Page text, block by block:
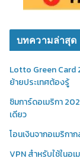
บทความล่าสุด
Lotto Green Card
ย้ายประเทศต้องรู้
ซิมการ์ดอเมริกา
เดียว
โอนเงินจากอเมริก
VPN สำหรับใช้ในอ